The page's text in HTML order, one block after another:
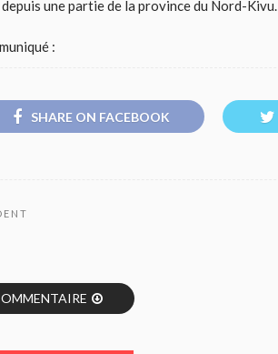
depuis une partie de la province du Nord-Kivu.
:
SHARE ON FACEBOOK